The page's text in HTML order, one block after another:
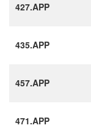
427.APP
435.APP
457.APP
471.APP